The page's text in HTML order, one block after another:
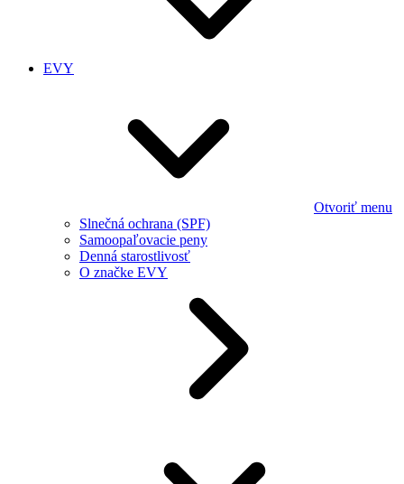
EVY
Otvoriť menu
Slnečná ochrana (SPF)
Samoopaľovacie peny
Denná starostlivosť
O značke EVY